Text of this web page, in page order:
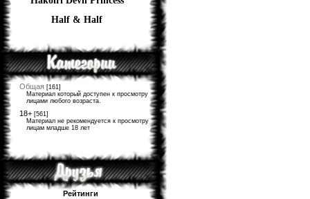
Half & Half
Общая [161]
Материал который доступен к просмотру
лицами любого возраста.
18+ [561]
Материал не рекомендуется к просмотру
лицам младше 18 лет
Рейтинги